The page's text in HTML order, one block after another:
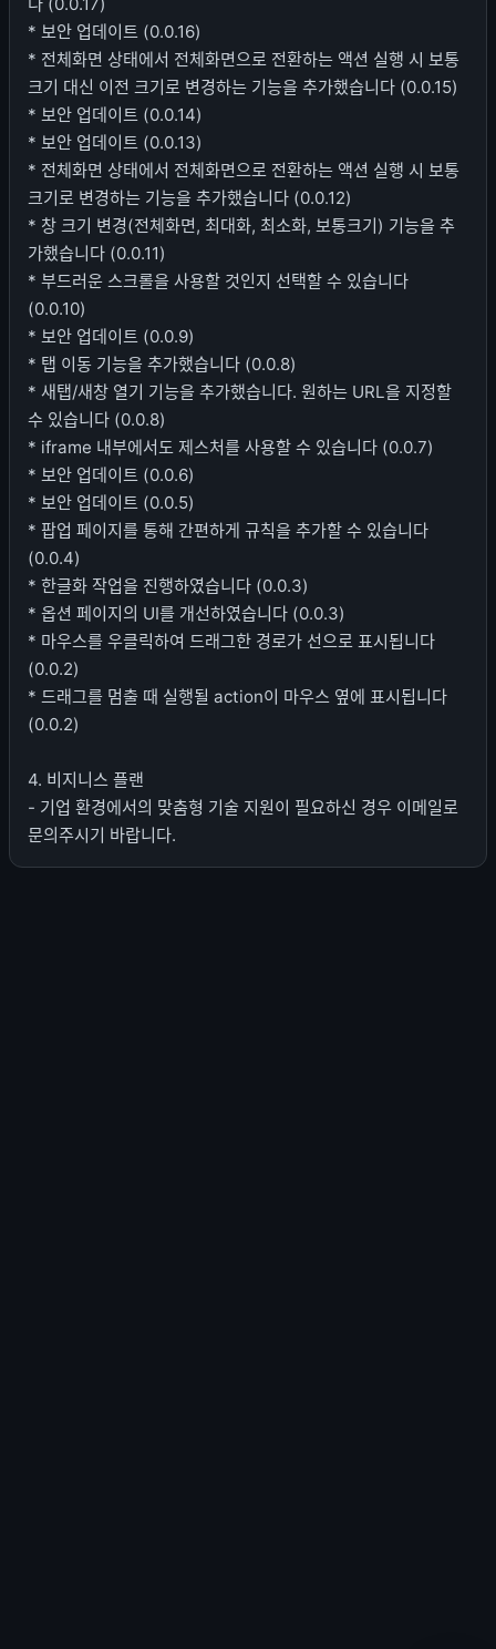
* 보안 업데이트 (0.0.16)
* 전체화면 상태에서 전체화면으로 전환하는 액션 실행 시 보통
크기 대신 이전 크기로 변경하는 기능을 추가했습니다 (0.0.15)
* 보안 업데이트 (0.0.14)
* 보안 업데이트 (0.0.13)
* 전체화면 상태에서 전체화면으로 전환하는 액션 실행 시 보통
크기로 변경하는 기능을 추가했습니다 (0.0.12)
* 창 크기 변경(전체화면, 최대화, 최소화, 보통크기) 기능을 추
가했습니다 (0.0.11)
* 부드러운 스크롤을 사용할 것인지 선택할 수 있습니다
(0.0.10)
* 보안 업데이트 (0.0.9)
* 탭 이동 기능을 추가했습니다 (0.0.8)
* 새탭/새창 열기 기능을 추가했습니다. 원하는 URL을 지정할
수 있습니다 (0.0.8)
* iframe 내부에서도 제스처를 사용할 수 있습니다 (0.0.7)
* 보안 업데이트 (0.0.6)
* 보안 업데이트 (0.0.5)
* 팝업 페이지를 통해 간편하게 규칙을 추가할 수 있습니다
(0.0.4)
* 한글화 작업을 진행하였습니다 (0.0.3)
* 옵션 페이지의 UI를 개선하였습니다 (0.0.3)
* 마우스를 우클릭하여 드래그한 경로가 선으로 표시됩니다
(0.0.2)
* 드래그를 멈출 때 실행될 action이 마우스 옆에 표시됩니다
(0.0.2)
4. 비지니스 플랜
- 기업 환경에서의 맞춤형 기술 지원이 필요하신 경우 이메일로
문의주시기 바랍니다.